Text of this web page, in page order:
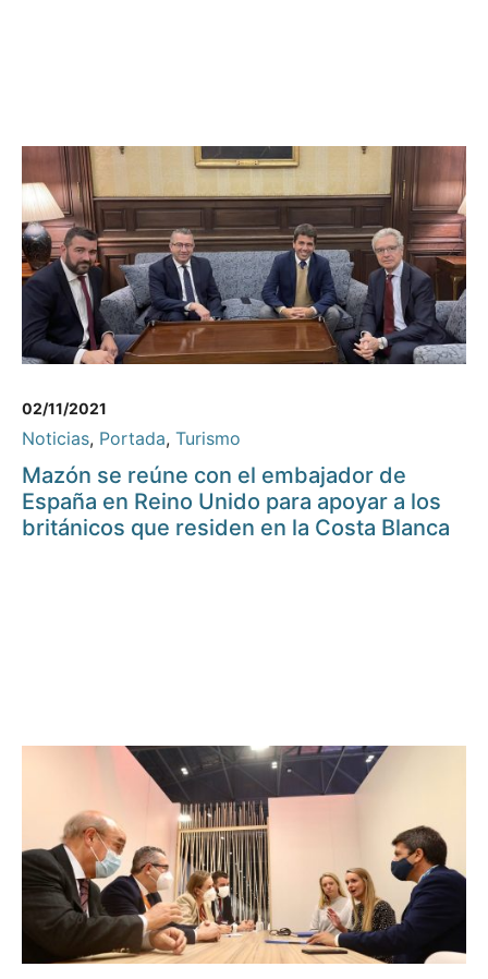
02/11/2021
Noticias, Portada, Turismo
Mazón se reúne con el embajador de
España en Reino Unido para apoyar a los
británicos que residen en la Costa Blanca